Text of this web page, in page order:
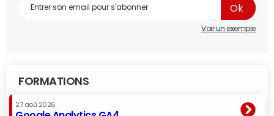
Voir un exemple
FORMATIONS
27 aoû 2026